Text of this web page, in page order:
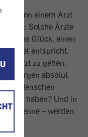
ich von einem Arzt
Solche Ärzte
das Glück, einen
Artikel entspricht.
Arzt zu gehen,
Sorgen absolut
Menschen
Arzt haben? Und in
sie kenne – werden